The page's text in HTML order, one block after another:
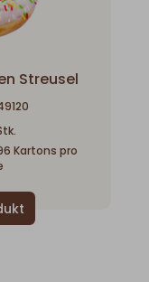
Streusel
Kartons pro